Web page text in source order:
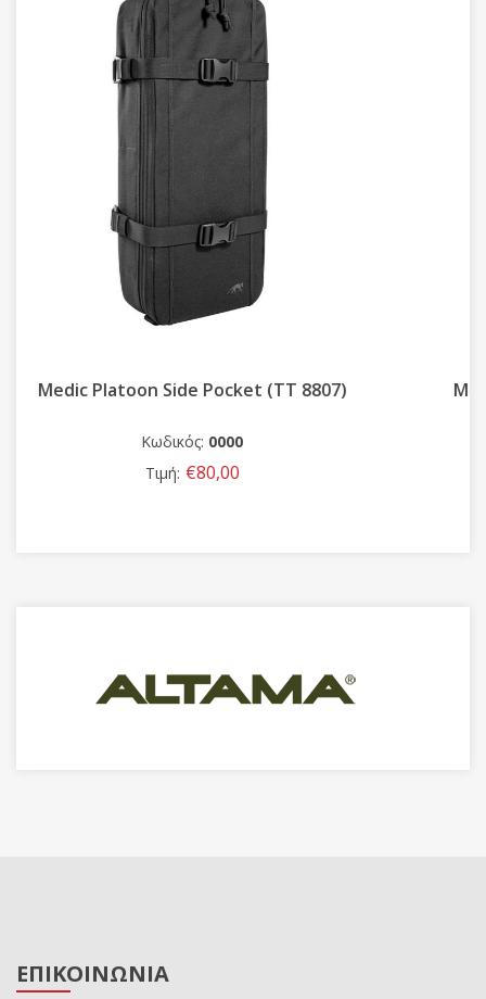
Medic Platoon Pack Medic Backpack (TT 8797)
Κωδικός:
Τιμή: €550,00
ΕΠΙΚΟΙΝΩΝΙΑ